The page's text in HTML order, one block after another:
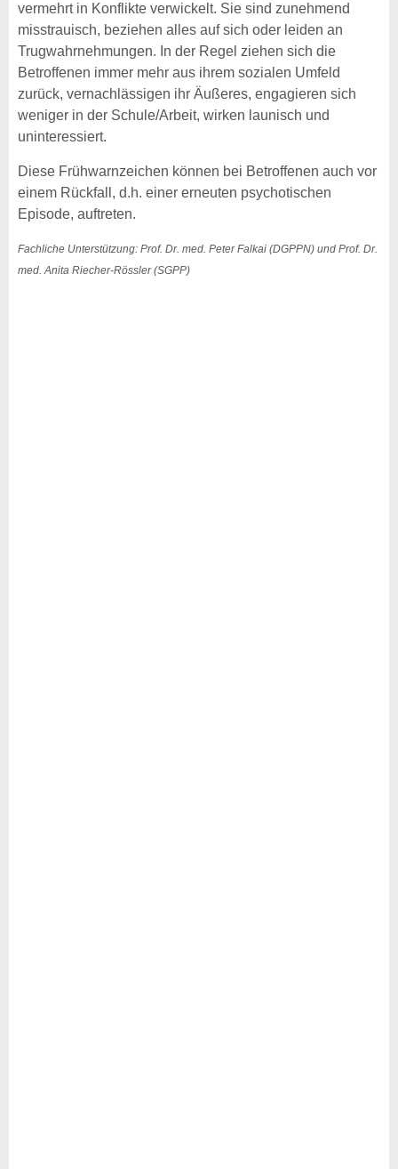
vermehrt in Konflikte verwickelt. Sie sind zunehmend
misstrauisch, beziehen alles auf sich oder leiden an
Trugwahrnehmungen. In der Regel ziehen sich die
Betroffenen immer mehr aus ihrem sozialen Umfeld
zurück, vernachlässigen ihr Äußeres, engagieren sich
weniger in der Schule/Arbeit, wirken launisch und
uninteressiert.
Diese Frühwarnzeichen können bei Betroffenen auch vor
einem Rückfall, d.h. einer erneuten psychotischen
Episode, auftreten.
Fachliche Unterstützung: Prof. Dr. med. Peter Falkai (DGPPN) und Prof. Dr.
med. Anita Riecher-Rössler (SGPP)